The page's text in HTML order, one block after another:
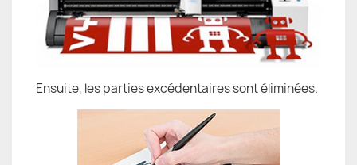
Ensuite, les parties excédentaires sont éliminées.